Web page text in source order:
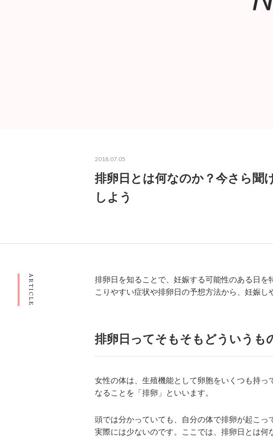
2018.07.05
排卵日とは何なのか？今さら聞
しよう
ARTICLE
排卵日を知ることで、妊娠する可能性のある日
こりやすい症状や排卵日の予想方法から、妊娠し
排卵日ってそもそもどういうも
女性の体は、生殖機能として卵胞をいくつも持
なることを「排卵」といいます。
頭では分かっていても、自分の体で排卵が起こっ
実際には少ないのです。ここでは、排卵日とは何